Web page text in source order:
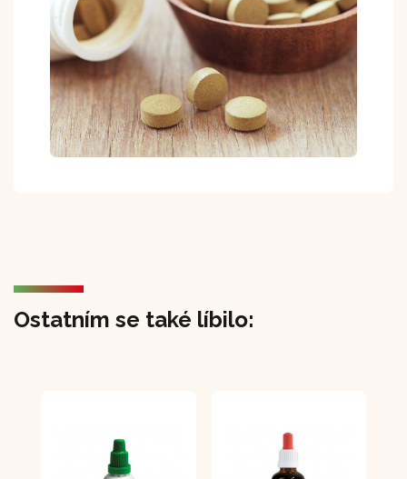
Ostatním se také líbilo: